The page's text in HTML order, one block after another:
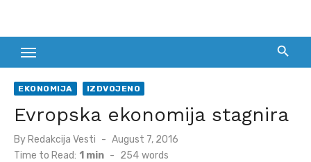
EKONOMIJA IZDVOJENO
Evropska ekonomija stagnira
By Redakcija Vesti
Posted
on
August 7, 2016
Time to Read: 1 min - 254 words